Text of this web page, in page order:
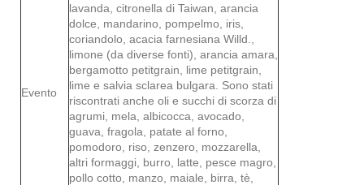
Evento
lavanda, citronella di Taiwan, arancia
dolce, mandarino, pompelmo, iris,
coriandolo, acacia farnesiana Willd.,
limone (da diverse fonti), arancia amara,
bergamotto petitgrain, lime petitgrain,
lime e salvia sclarea bulgara. Sono stati
riscontrati anche oli e succhi di scorza di
agrumi, mela, albicocca, avocado,
guava, fragola, patate al forno,
pomodoro, riso, zenzero, mozzarella,
altri formaggi, burro, latte, pesce magro,
pollo cotto, manzo, maiale, birra, tè,